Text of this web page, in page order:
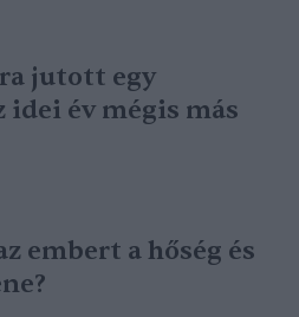
jutott egy
idei év mégis más
embert a hőség és